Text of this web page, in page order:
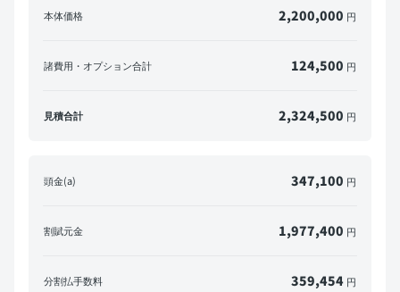
本体価格 2,200,000 円
諸費用・オプション合計 124,500 円
見積合計 2,324,500 円
頭金(a) 347,100 円
割賦元金 1,977,400 円
分割払手数料 359,454 円